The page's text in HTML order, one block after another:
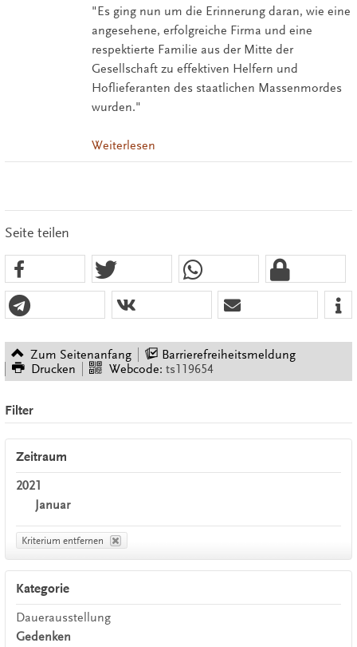
"Es ging nun um die Erinnerung daran, wie eine
angesehene, erfolgreiche Firma und eine
respektierte Familie aus der Mitte der
Gesellschaft zu effektiven Helfern und
Hoflieferanten des staatlichen Massenmordes
wurden."
Weiterlesen
Seite teilen
Zum Seitenanfang
Barrierefreiheitsmeldung
Drucken
Webcode: ts119654
Filter
Zeitraum
2021
Januar
Kriterium entfernen
Kategorie
Dauerausstellung
Gedenken